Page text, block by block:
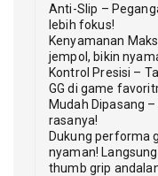
Anti-Slip –
lebih fokus!
Kenyamanan
jempol, bikin
Kontrol Presisi –
GG di game
Mudah Dipasang
rasanya!
Dukung performa
nyaman!
thumb grip